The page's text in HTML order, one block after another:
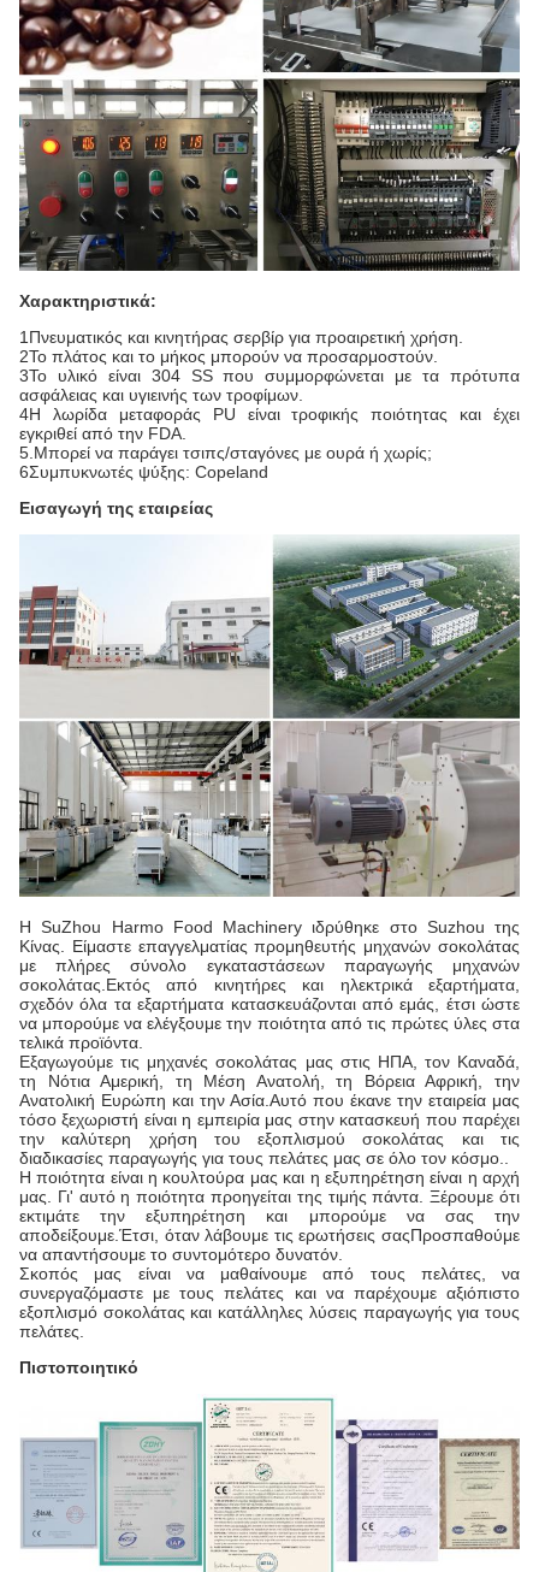
Χαρακτηριστικά:
1Πνευματικός και κινητήρας σερβίρ για προαιρετική χρήση.
2Το πλάτος και το μήκος μπορούν να προσαρμοστούν.
3Το υλικό είναι 304 SS που συμμορφώνεται με τα πρότυπα
ασφάλειας και υγιεινής των τροφίμων.
4Η λωρίδα μεταφοράς PU είναι τροφικής ποιότητας και έχει
εγκριθεί από την FDA.
5.Μπορεί να παράγει τσιπς/σταγόνες με ουρά ή χωρίς;
6Συμπυκνωτές ψύξης: Copeland
Εισαγωγή της εταιρείας
Η SuZhou Harmo Food Machinery ιδρύθηκε στο Suzhou της
Κίνας. Είμαστε επαγγελματίας προμηθευτής μηχανών σοκολάτας
με πλήρες σύνολο εγκαταστάσεων παραγωγής μηχανών
σοκολάτας.Εκτός από κινητήρες και ηλεκτρικά εξαρτήματα,
σχεδόν όλα τα εξαρτήματα κατασκευάζονται από εμάς, έτσι ώστε
να μπορούμε να ελέγξουμε την ποιότητα από τις πρώτες ύλες στα
τελικά προϊόντα.
Εξαγωγούμε τις μηχανές σοκολάτας μας στις ΗΠΑ, τον Καναδά,
τη Νότια Αμερική, τη Μέση Ανατολή, τη Βόρεια Αφρική, την
Ανατολική Ευρώπη και την Ασία.Αυτό που έκανε την εταιρεία μας
τόσο ξεχωριστή είναι η εμπειρία μας στην κατασκευή που παρέχει
την καλύτερη χρήση του εξοπλισμού σοκολάτας και τις
διαδικασίες παραγωγής για τους πελάτες μας σε όλο τον κόσμο..
Η ποιότητα είναι η κουλτούρα μας και η εξυπηρέτηση είναι η αρχή
μας. Γι' αυτό η ποιότητα προηγείται της τιμής πάντα. Ξέρουμε ότι
εκτιμάτε την εξυπηρέτηση και μπορούμε να σας την
αποδείξουμε.Έτσι, όταν λάβουμε τις ερωτήσεις σαςΠροσπαθούμε
να απαντήσουμε το συντομότερο δυνατόν.
Σκοπός μας είναι να μαθαίνουμε από τους πελάτες, να
συνεργαζόμαστε με τους πελάτες και να παρέχουμε αξιόπιστο
εξοπλισμό σοκολάτας και κατάλληλες λύσεις παραγωγής για τους
πελάτες.
Πιστοποιητικό